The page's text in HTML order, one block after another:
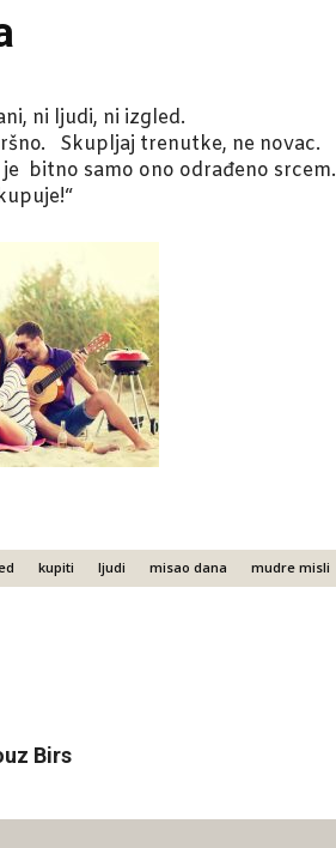
ni ljudi, ni izgled.
Skupljaj trenutke, ne novac.
bitno samo ono odrađeno srcem.
kupiti ljudi misao dana mudre misli
Birs